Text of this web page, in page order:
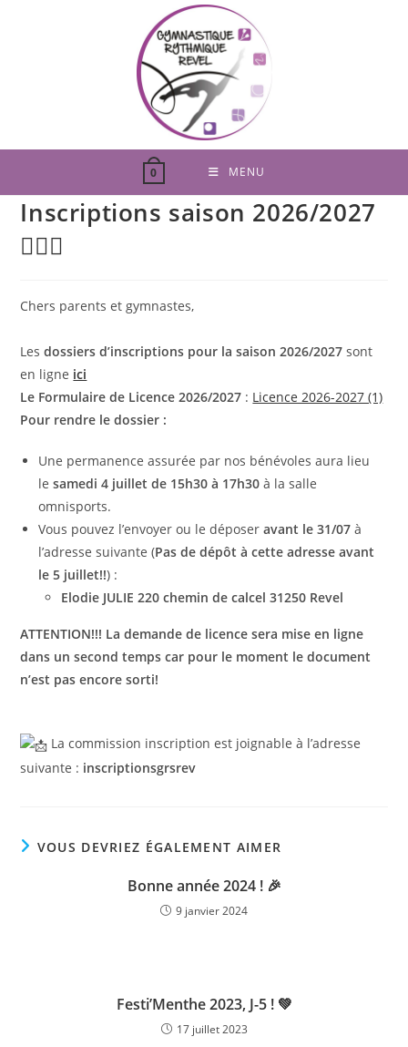
0 MENU
Inscriptions saison 2026/2027
🤸🏽‍♀️
Chers parents et gymnastes,
Lesdossiers d’inscriptions pour la saison 2026/2027sont
en ligne ici
Le Formulaire de Licence 2026/2027 : Licence 2026-2027 (1)
Pour rendre le dossier :
Une permanence assurée par nos bénévoles aura lieu
lesamedi 4 juillet de 15h30 à 17h30 à la salle
omnisports.
Vous pouvez l’envoyer ou le déposeravant le 31/07 à
l’adresse suivante (Pas de dépôt à cette adresse avant
le 5 juillet!!) :
Elodie JULIE 220 chemin de calcel 31250 Revel
ATTENTION!!! La demande de licence sera mise en ligne
dans un second temps car pour le moment le document
n’est pas encore sorti!
La commission inscription est joignable à l’adresse
suivante : inscriptionsgrsrev
VOUS DEVRIEZ ÉGALEMENT AIMER
Bonne année 2024 ! 🎉
9 janvier 2024
Festi’Menthe 2023, J-5 ! 💚
17 juillet 2023